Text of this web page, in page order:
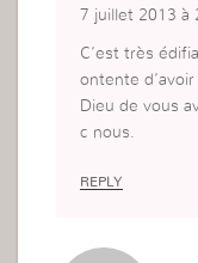
7 juillet 2013 à
C’est très
ontente
Dieu de vous
c nous.
REPLY